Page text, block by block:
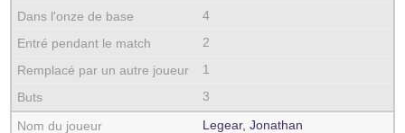
4
2
1
3
Legear, Jonathan